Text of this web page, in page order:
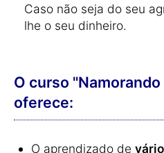
Caso não seja do seu
lhe o seu dinheiro.
O curso
oferece:
O aprendizado de